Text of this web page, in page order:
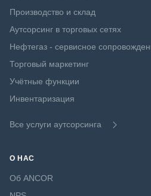
Производство и склад
Аутсорсинг в торговых сетях
Нефтегаз - сервисное
Торговый маркетинг
Учётные функции
Инвентаризация
Все услуги аутсорсинга
О НАС
Об ANCOR